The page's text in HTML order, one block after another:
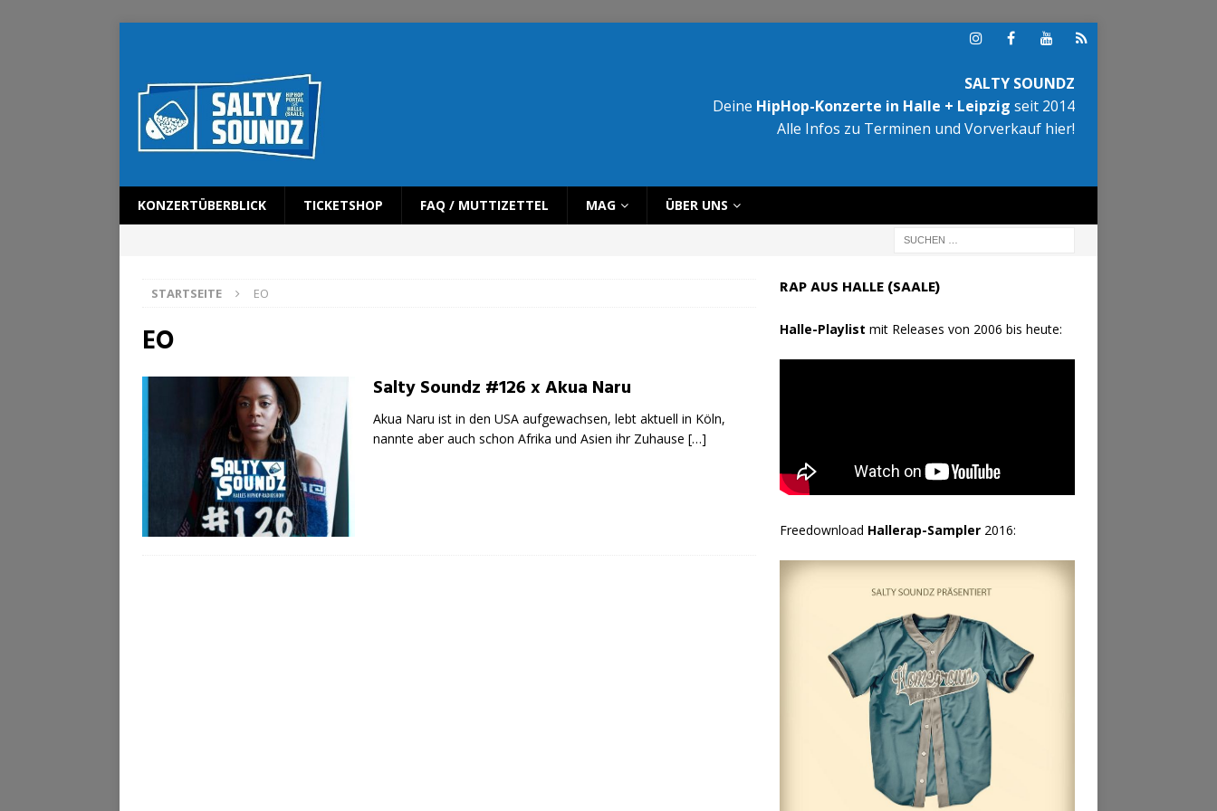
SALTY SOUNDZ
Deine HipHop-Konzerte in Halle + Leipzig seit 2014
Alle Infos zu Terminen und Vorverkauf hier!
KONZERTÜBERBLICK TICKETSHOP FAQ / MUTTIZETTEL MAG ÜBER UNS
STARTSEITE EO
EO
Salty Soundz #126 x Akua Naru
Akua Naru ist in den USA aufgewachsen, lebt aktuell in Köln,
nannte aber auch schon Afrika und Asien ihr Zuhause […]
RAP AUS HALLE (SAALE)
Halle-Playlist mit Releases von 2006 bis heute:
Freedownload Hallerap-Sampler2016: